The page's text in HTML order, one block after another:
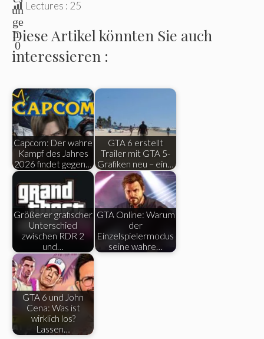
un
ge
n:
0
Lectures : 25
Diese Artikel könnten Sie auch
interessieren :
Capcom: Der wahre
Kampf des Jahres
2026 findet gegen…
GTA 6 erstellt
Trailer mit GTA 5-
Grafiken neu – ein…
Größerer grafischer
Unterschied
zwischen RDR 2
und…
GTA Online: Warum
der
Einzelspielermodus
seine wahre…
GTA 6 und John
Cena: Was ist
wirklich los?
Lassen…